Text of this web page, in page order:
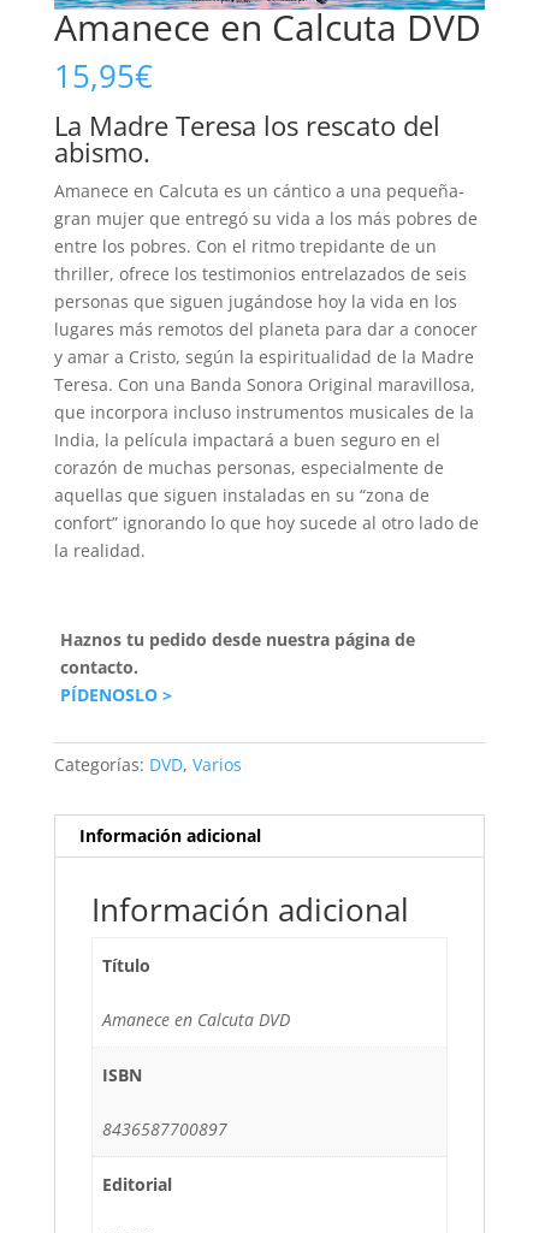
Amanece en Calcuta DVD
15,95€
La Madre Teresa los rescato del
abismo.
Amanece en Calcuta es un cántico a una pequeña-
gran mujer que entregó su vida a los más pobres de
entre los pobres. Con el ritmo trepidante de un
thriller, ofrece los testimonios entrelazados de seis
personas que siguen jugándose hoy la vida en los
lugares más remotos del planeta para dar a conocer
y amar a Cristo, según la espiritualidad de la Madre
Teresa. Con una Banda Sonora Original maravillosa,
que incorpora incluso instrumentos musicales de la
India, la película impactará a buen seguro en el
corazón de muchas personas, especialmente de
aquellas que siguen instaladas en su “zona de
confort” ignorando lo que hoy sucede al otro lado de
la realidad.
Haznos tu pedido desde nuestra página de
contacto.
PÍDENOSLO >
Categorías: DVD, Varios
Información adicional
Información adicional
Título
Amanece en Calcuta DVD
ISBN
8436587700897
Editorial